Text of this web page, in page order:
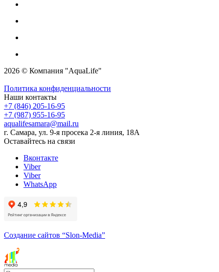
2026 © Компания "AquaLife"
Политика конфиденциальности
Наши контакты
+7 (846) 205-16-95
+7 (987) 955-16-95
aqualifesamara@mail.ru
г. Самара, ул. 9-я просека 2-я линия, 18А
Оставайтесь на связи
Вконтакте
Viber
Viber
WhatsApp
Создание сайтов “Slon-Media”